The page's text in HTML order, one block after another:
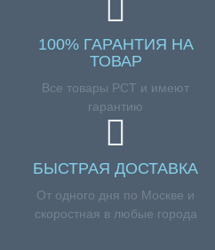
100% ГАРАНТИЯ НА
ТОВАР
Все товары РСТ и имеют
гарантию
БЫСТРАЯ ДОСТАВКА
От одного дня по Москве и
скоростная в любые города